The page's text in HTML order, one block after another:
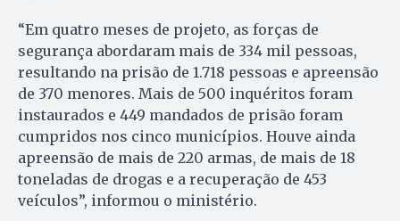
“Em quatro meses de projeto, as forças de
segurança abordaram mais de 334 mil pessoas,
resultando na prisão de 1.718 pessoas e apreensão
de 370 menores. Mais de 500 inquéritos foram
instaurados e 449 mandados de prisão foram
cumpridos nos cinco municípios. Houve ainda
apreensão de mais de 220 armas, de mais de 18
toneladas de drogas e a recuperação de 453
veículos”, informou o ministério.